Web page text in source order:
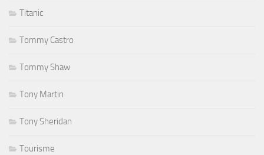
Titanic
Tommy Castro
Tommy Shaw
Tony Martin
Tony Sheridan
Tourisme